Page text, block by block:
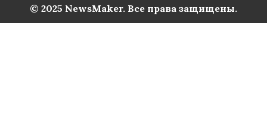
© 2025 NewsMaker. Все права защищены.